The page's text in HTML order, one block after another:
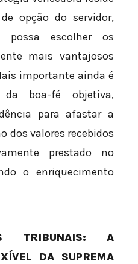
opção do servidor,
possa escolher os
mais vantajosos
importante ainda é
boa-fé objetiva,
para afastar a
dos valores recebidos
prestado no
o enriquecimento
TRIBUNAIS: A
DA SUPREMA